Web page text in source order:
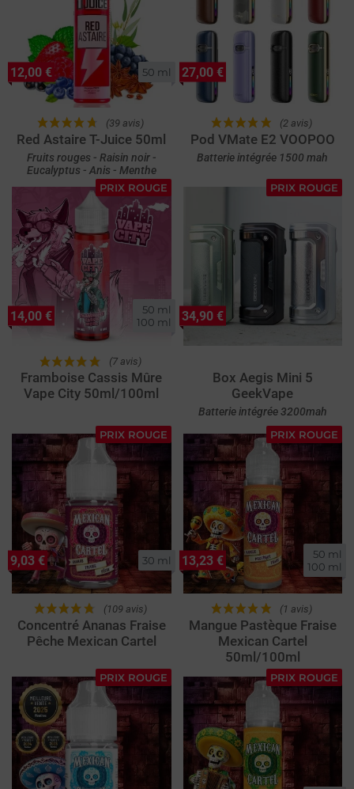
50 ml
(39 avis)
Red Astaire T-Juice 50ml
Fruits rouges - Raisin noir -
Eucalyptus - Anis - Menthe
12,00 €
(2 avis)
Pod VMate E2 VOOPOO
Batterie intégrée 1500 mah
27,00 €
PRIX ROUGE
50 ml
100 ml
(7 avis)
Framboise Cassis Mûre
Vape City 50ml/100ml
14,00 €
PRIX ROUGE
Box Aegis Mini 5
GeekVape
Batterie intégrée 3200mah
34,90 €
PRIX ROUGE
30 ml
(109 avis)
Concentré Ananas Fraise
Pêche Mexican Cartel
9,03 €
PRIX ROUGE
50 ml
100 ml
(1 avis)
Mangue Pastèque Fraise
Mexican Cartel
50ml/100ml
13,23 €
PRIX ROUGE PRIX ROUGE